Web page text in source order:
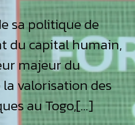
sa politique de
du capital humain,
majeur du
valorisation des
au Togo,[…]